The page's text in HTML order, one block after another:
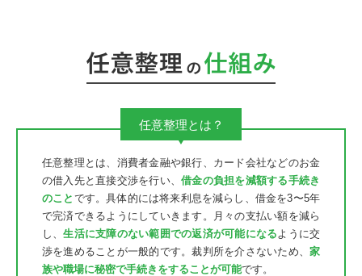
任意整理とは？
任意整理とは、消費者金融や銀行、カード会社などのお金
の借入先と直接交渉を行い、借金の負担を減額する手続き
のこと です。具体的には将来利息を減らし、借金を3〜5年
で完済できるようにしていきます。月々の支払い額を減ら
し、生活に支障のない範囲での返済が可能になる ように交
渉を進めることが一般的です。裁判所を介さないため、 家
族や職場に秘密で手続きをすることが可能です。